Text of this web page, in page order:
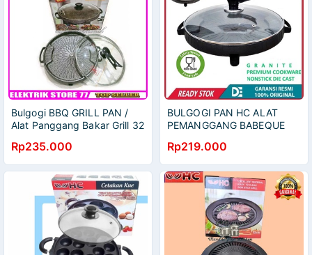
Bulgogi BBQ GRILL PAN /
Alat Panggang Bakar Grill 32
Rp235.000
BULGOGI PAN HC ALAT
PEMANGGANG BABEQUE
Rp219.000